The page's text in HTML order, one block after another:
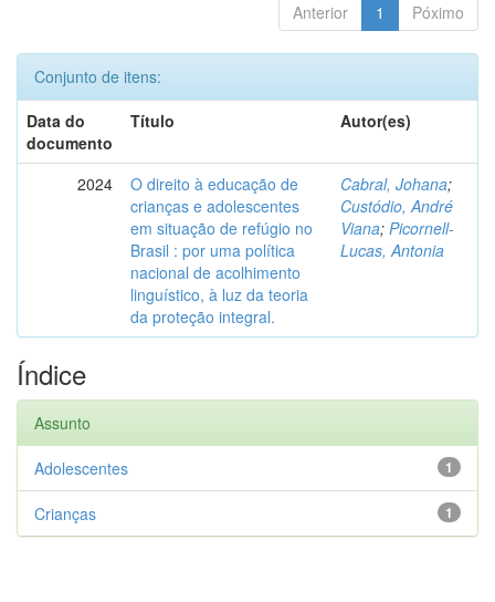
Anterior 1 Póximo
Conjunto de itens:
Data do
documento
Título Autor(es)
2024
O direito à educação de
crianças e adolescentes
em situação de refúgio no
Brasil : por uma política
nacional de acolhimento
linguístico, à luz da teoria
da proteção integral.
Cabral, Johana;
Custódio, André
Viana; Picornell-
Lucas, Antonia
Índice
Assunto
1
Adolescentes
1
Crianças